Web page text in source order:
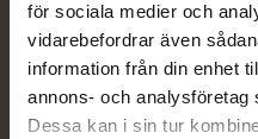
för sociala medier och
vidarebefordrar även
information från din enhet
annons- och analysföretag
Dessa kan i sin tur
Läs alltid
användning.
EAN: